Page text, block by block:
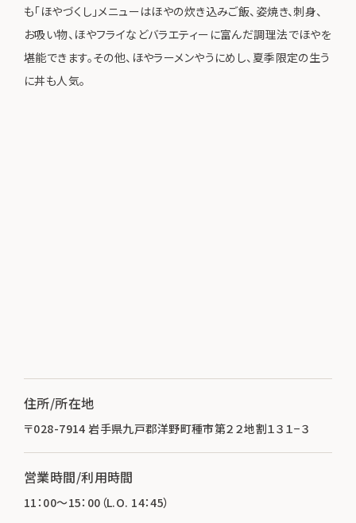
も「ほやづくし」メニューはほやの炊き込みご飯、姿焼き、刺身、
お吸い物、ほやフライなどバラエティーに富んだ調理法でほやを
堪能できます。その他、ほやラーメンやうにめし、夏季限定の生う
に丼も人気。
住所/所在地
〒028-7914 岩手県九戸郡洋野町種市第２２地割１３１−３
営業時間/利用時間
11：00～15：00（L.O. 14：45）